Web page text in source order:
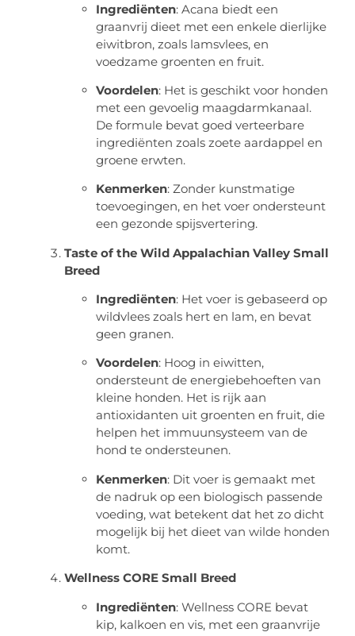
Ingrediënten: Acana biedt een
graanvrij dieet met een enkele dierlijke
eiwitbron, zoals lamsvlees, en
voedzame groenten en fruit.
Voordelen: Het is geschikt voor honden
met een gevoelig maagdarmkanaal.
De formule bevat goed verteerbare
ingrediënten zoals zoete aardappel en
groene erwten.
Kenmerken: Zonder kunstmatige
toevoegingen, en het voer ondersteunt
een gezonde spijsvertering.
Taste of the Wild Appalachian Valley Small
Breed
Ingrediënten: Het voer is gebaseerd op
wildvlees zoals hert en lam, en bevat
geen granen.
Voordelen: Hoog in eiwitten,
ondersteunt de energiebehoeften van
kleine honden. Het is rijk aan
antioxidanten uit groenten en fruit, die
helpen het immuunsysteem van de
hond te ondersteunen.
Kenmerken: Dit voer is gemaakt met
de nadruk op een biologisch passende
voeding, wat betekent dat het zo dicht
mogelijk bij het dieet van wilde honden
komt.
Wellness CORE Small Breed
Ingrediënten: Wellness CORE bevat
kip, kalkoen en vis, met een graanvrije